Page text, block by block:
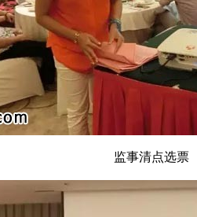
监事清点选票